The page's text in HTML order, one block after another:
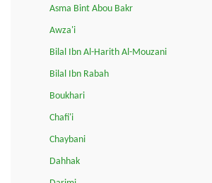
Asma Bint Abou Bakr
Awza'i
Bilal Ibn Al-Harith Al-Mouzani
Bilal Ibn Rabah
Boukhari
Chafi'i
Chaybani
Dahhak